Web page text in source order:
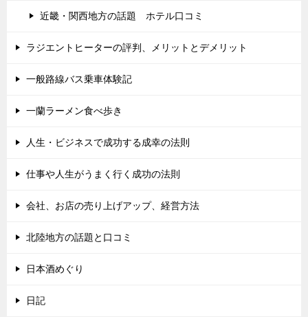
近畿・関西地方の話題 ホテル口コミ
ラジエントヒーターの評判、メリットとデメリット
一般路線バス乗車体験記
一蘭ラーメン食べ歩き
人生・ビジネスで成功する成幸の法則
仕事や人生がうまく行く成功の法則
会社、お店の売り上げアップ、経営方法
北陸地方の話題と口コミ
日本酒めぐり
日記